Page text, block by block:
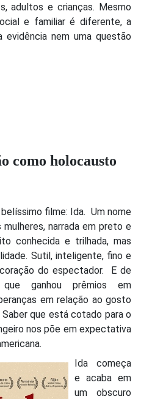
adultos e crianças. Mesmo
e familiar é diferente, a
evidência nem uma questão
como holocausto
filme: Ida. Um nome
narrada em preto e
conhecida e trilhada, mas
Sutil, inteligente, fino e
do espectador. E de
ganhou prêmios em
em relação ao gosto
que está cotado para o
nos põe em expectativa
Ida começa
e acaba em
um obscuro